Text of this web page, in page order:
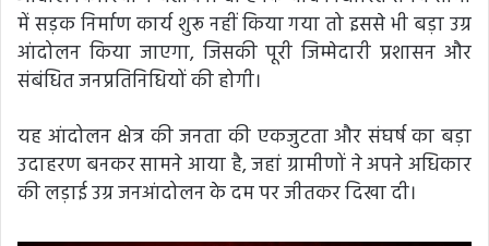
में सड़क निर्माण कार्य शुरू नहीं किया गया तो इससे भी बड़ा उग्र
आंदोलन किया जाएगा, जिसकी पूरी जिम्मेदारी प्रशासन और
संबंधित जनप्रतिनिधियों की होगी।
यह आंदोलन क्षेत्र की जनता की एकजुटता और संघर्ष का बड़ा
उदाहरण बनकर सामने आया है, जहां ग्रामीणों ने अपने अधिकार
की लड़ाई उग्र जनआंदोलन के दम पर जीतकर दिखा दी।